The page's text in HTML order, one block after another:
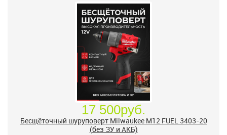
17 500руб.
Бесщёточный шуруповерт Milwaukee M12 FUEL 3403-20
(без ЗУ и АКБ)